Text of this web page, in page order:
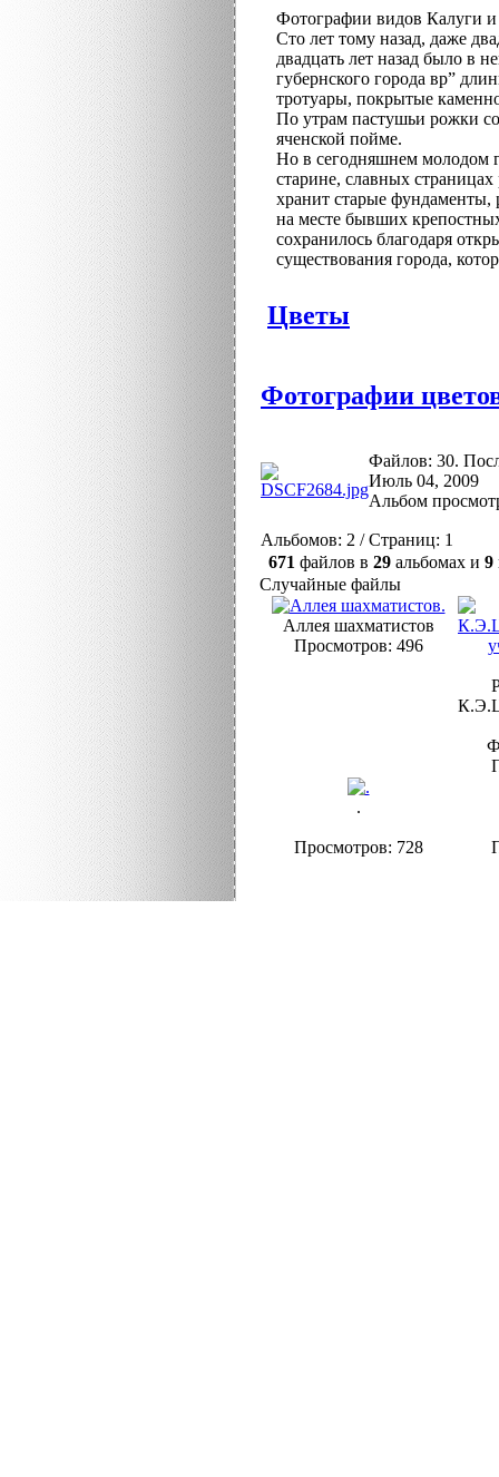
Фотографии видов Калуги
Сто лет тому назад, даже
двадцать лет назад было в
губернского города вр”
тротуары, покрытые
По утрам пастушьи рожки
яченской пойме.
Но в сегодняшнем молодом
старине, славных
хранит старые фундаменты,
на месте бывших
сохранилось благодаря
существования города,
Цветы
Фотографии
Файлов: 30.
Июль 04, 2009
Альбом
Альбомов: 2 / Страниц: 1
671 файлов в 29 альбомах и 9
Случайные файлы
Аллея шахматистов
Просмотров: 496
.
Просмотров: 728